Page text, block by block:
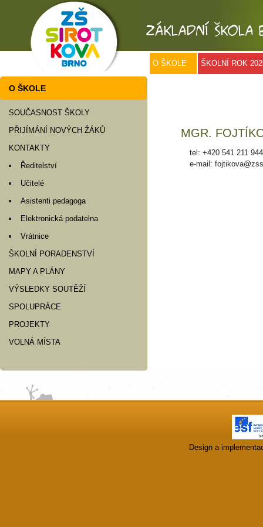
O ŠKOLE ŠKOLNÍ ROK
O ŠKOLE
SOUČASNOST ŠKOLY
PŘIJÍMÁNÍ NOVÝCH ŽÁKŮ
KONTAKTY
Ředitelství
Učitelé
Asistenti pedagoga
Elektronická podatelna
Vrátnice
ŠKOLNÍ PORADENSTVÍ
MAPY A PLÁNY
VÝSLEDKY SOUTĚŽÍ
SPOLUPRÁCE
PROJEKTY
VOLNÁ MÍSTA
MGR.
tel: +420 541 211
e-mail:
Design a